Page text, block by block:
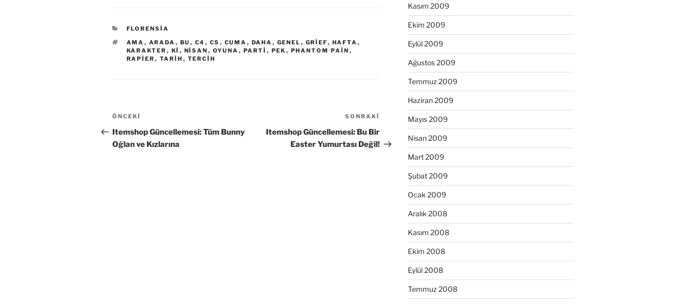
KATEGORILER
FLORENSIA
ETIKETLER
AMA , ARADA , BU , C4 , C5 , CUMA , DAHA , GENEL , GRIEF, HAFTA ,
KARAKTER , KI , NISAN , OYUNA , PARTI , PEK , PHANTOM PAIN ,
RAPIER , TARIH , TERCIH
Yazı
gezinmesi
Önceki
Yazı
ÖNCEKI
Itemshop Güncellemesi: Tüm Bunny
Oğlan ve Kızlarına
Sonraki
Yazı
SONRAKI
Itemshop Güncellemesi: Bu Bir
Easter Yumurtası Değil!
Kasım 2009
Ekim 2009
Eylül 2009
Ağustos 2009
Temmuz 2009
Haziran 2009
Mayıs 2009
Nisan 2009
Mart 2009
Şubat 2009
Ocak 2009
Aralık 2008
Kasım 2008
Ekim 2008
Eylül 2008
Temmuz 2008